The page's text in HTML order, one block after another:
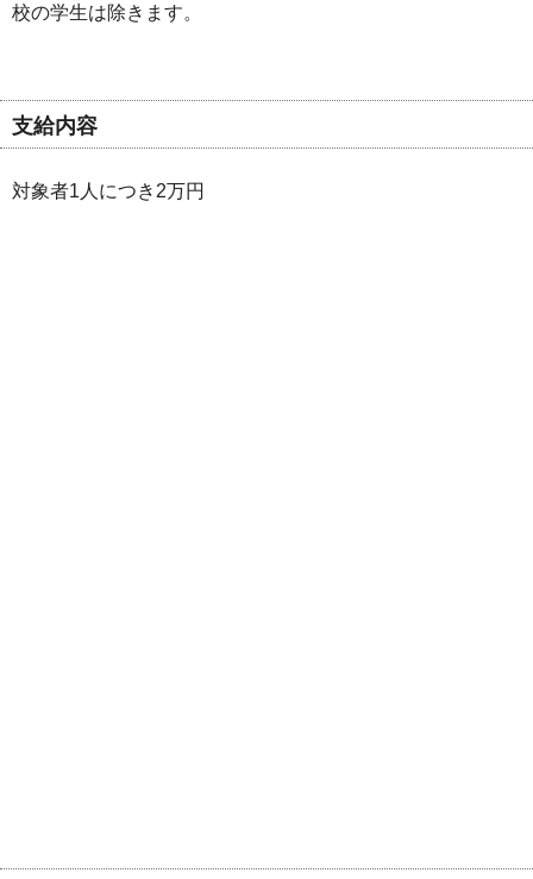
校の学生は除きます。
支給内容
対象者1人につき2万円